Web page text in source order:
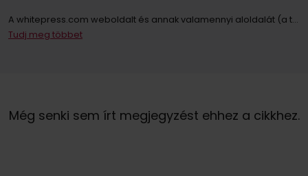
A whitepress.com weboldalt és annak valamennyi aloldalát (a továbbiakban: Weboldal) használó személyek személyes adatainak kezelője az Európai Parlament és a Tanács 2016. április 27-i (EU) 2016/679 rendelete értelmében a személyes adatok feldolgozásával és az ilyen adatok szabad áramlásával, valamint a 95/46/EK irányelv (a továbbiakban: GDPR) hatályon kívül helyezése tekintetében közösen „WhitePress Kft, amelynek székhelye 2161 Csomád, Verebeshegy utca 11 és bekerült a Bielsko-Biała Kerületi Bíróság által vezetett Nemzeti Bírósági Nyilvántartás vállalkozói nyilvántartásába, az Országos Bírósági Nyilvántartás 8. Kereskedelmi Osztálya KRS-számon: 0000651339, NIP: 9372667797, REGON: 243400145 és egyéb cégek a
A hírlevélre való feliratkozással Ön hozzájárul ahhoz, hogy a WhitePress Kft. által kínált szolgáltatások és áruk közvetlen marketingjével kapcsolatos kereskedelmi információk elektronikus kommunikációs eszközökön, különösen e-mailen keresztül küldjenek. és megbízható üzleti partnerei, akik érdeklődnek saját termékeik vagy szolgáltatásaik értékesítésében. Személyes adatai kezelésének jogalapja az Ön hozzájárulása (GDPR 6. cikk (1) bekezdés a) pont).
Tudj meg többet
Még senki sem írt megjegyzést ehhez a cikkhez.